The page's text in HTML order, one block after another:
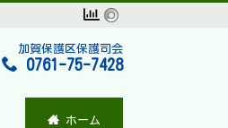
加賀保護区保護司会
0761-75-7428
ホーム